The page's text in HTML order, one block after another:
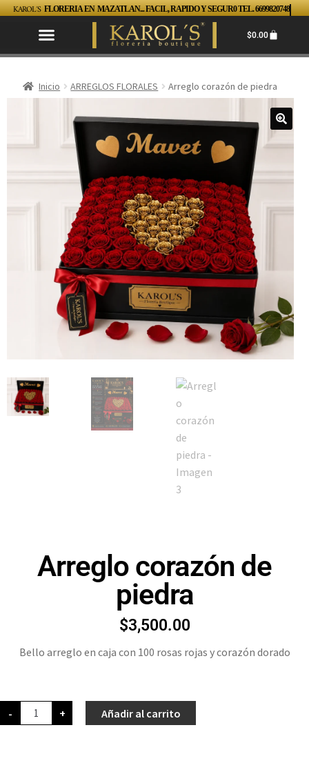
KAROL´S FLORERIA EN MAZATLAN... FACIL, RAPIDO Y SEGUR0 TEL. 6699820748
$0.00
Inicio ARREGLOS FLORALES Arreglo corazón de piedra
Arreglo corazón de
piedra
$3,500.00
Bello arreglo en caja con 100 rosas rojas y corazón dorado
- + Añadir al carrito